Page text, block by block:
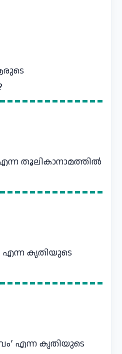
എന്ന തൂലികാനാമത്തില്‍
എന്ന കൃതിയുടെ
എന്ന കൃതിയുടെ